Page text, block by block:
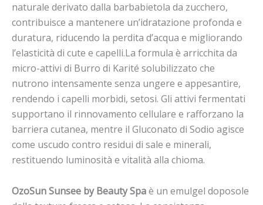
naturale derivato dalla barbabietola da zucchero,
contribuisce a mantenere un’idratazione profonda e
duratura, riducendo la perdita d’acqua e migliorando
l’elasticità di cute e capelli.La formula è arricchita da
micro-attivi di Burro di Karité solubilizzato che
nutrono intensamente senza ungere e appesantire,
rendendo i capelli morbidi, setosi. Gli attivi fermentati
supportano il rinnovamento cellulare e rafforzano la
barriera cutanea, mentre il Gluconato di Sodio agisce
come uscudo contro residui di sale e minerali,
restituendo luminosità e vitalità alla chioma.
OzoSun Sunsee by Beauty Spaè un emulgel doposole